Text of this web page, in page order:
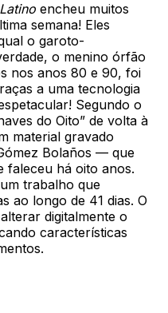
encheu muitos
semana! Eles
o garoto-
o menino órfão
nos anos 80 e 90, foi
a uma tecnologia
Segundo o
do Oito” de volta à
material gravado
Bolaños — que
há oito anos.
trabalho que
ao longo de 41 dias. O
digitalmente o
características